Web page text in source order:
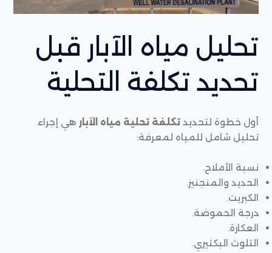
تحليل مياه الآبار قبل
تحديد تكلفة التحلية
أول خطوة لتحديدتكلفة تحلية مياه الآبار هي إجراء
تحليل شامل للمياه لمعرفة:
نسبة الأملاح.
الحديد والمنجنيز.
الكبريت.
درجة الحموضة.
العكارة.
التلوث البكتيري.